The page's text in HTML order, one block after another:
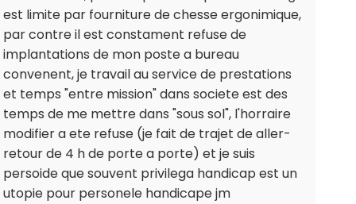
est limite par fourniture de chesse ergonimique,
par contre il est constament refuse de
implantations de mon poste a bureau
convenent, je travail au service de prestations
et temps "entre mission" dans societe est des
temps de me mettre dans "sous sol", l'horraire
modifier a ete refuse (je fait de trajet de aller-
retour de 4 h de porte a porte) et je suis
persoide que souvent privilega handicap est un
utopie pour personele handicape jm